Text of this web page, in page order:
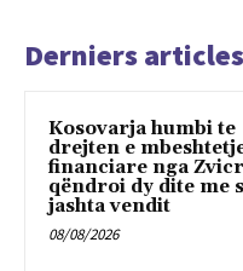
Derniers articles
Kosovarja humbi te
drejten e
financiare nga
qëndroi dy dite me
jashta vendit
08/08/2026